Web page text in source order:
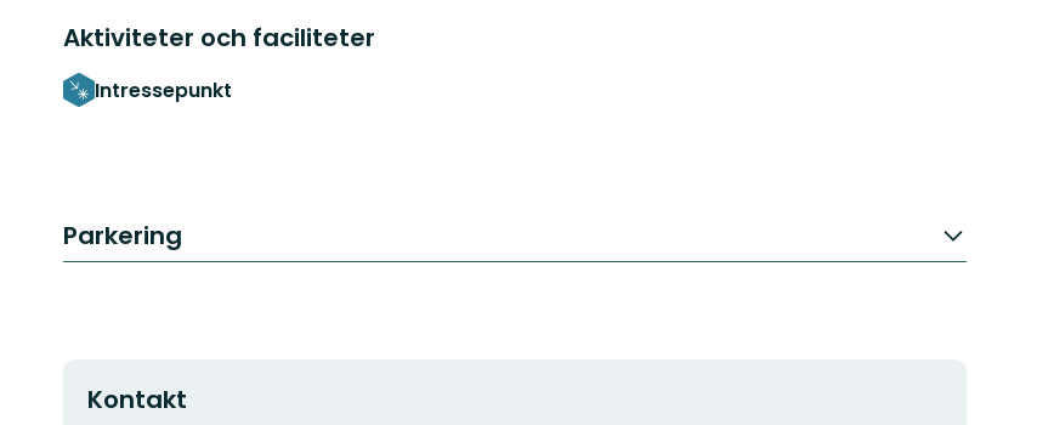
Aktiviteter och faciliteter
Intressepunkt
Parkering
Kontakt